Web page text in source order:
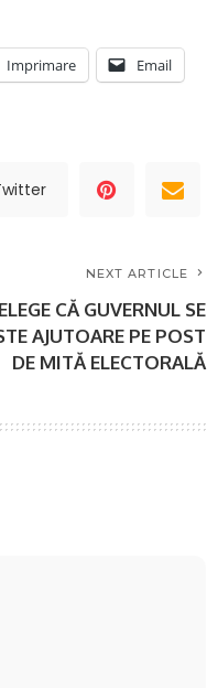
Imprimare Email
NEXT ARTICLE
CĂ GUVERNUL SE
AJUTOARE PE POST
DE MITĂ ELECTORALĂ